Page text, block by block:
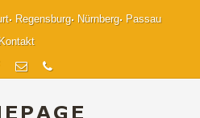
Regensburg Nürnberg
Passau
Kontakt